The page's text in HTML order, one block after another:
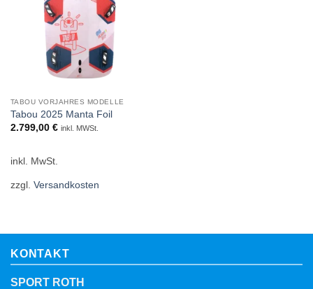
TABOU VORJAHRES MODELLE
Tabou 2025 Manta Foil
2.799,00 € inkl. MWSt.
inkl. MwSt.
zzgl. Versandkosten
KONTAKT
SPORT ROTH